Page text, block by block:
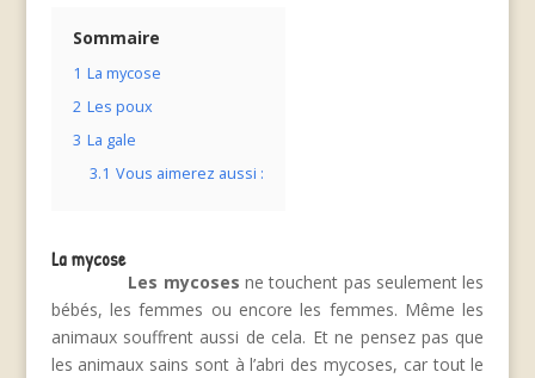
Sommaire
1 La mycose
2 Les poux
3 La gale
3.1 Vous aimerez aussi :
La mycose
Les mycoses ne touchent pas seulement les
bébés, les femmes ou encore les femmes. Même les
animaux souffrent aussi de cela. Et ne pensez pas que
les animaux sains sont à l’abri des mycoses, car tout le